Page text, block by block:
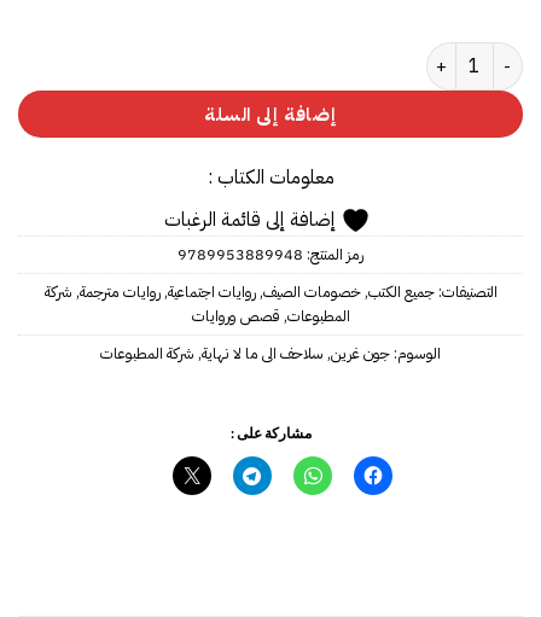
كمية سلاحف الى ما لا نهاية
إضافة إلى السلة
معلومات الكتاب :
إضافة إلى قائمة الرغبات
رمز المنتج: 9789953889948
التصنيفات:جميع الكتب,خصومات الصيف,روايات اجتماعية,روايات مترجمة, شركة
المطبوعات, قصص وروايات
الوسوم: جون غرين, سلاحف الى ما لا نهاية, شركة المطبوعات
مشاركة على :